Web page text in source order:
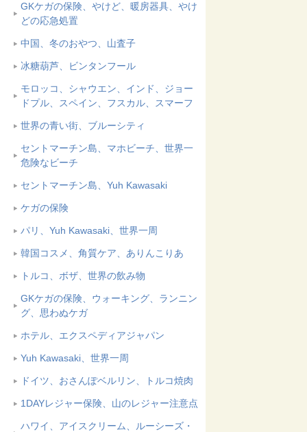
GKケガの保険、やけど、暖房器具、やけ
どの応急処置
中国、冬のおやつ、山査子
冰糖葫芦、ビンタンフール
モロッコ、シャウエン、インド、ジョー
ドプル、スペイン、フスカル、スマーフ
世界の青い街、ブルーシティ
セントマーチン島、マホビーチ、世界一
危険なビーチ
セントマーチン島、Yuh Kawasaki
ケガの保険
パリ、Yuh Kawasaki、世界一周
韓国コスメ、角質ケア、ありんこりあ
トルコ、ボザ、世界の飲み物
GKケガの保険、ウォーキング、ランニン
グ、思わぬケガ
ホテル、エクスペディアジャパン
Yuh Kawasaki、世界一周
ドイツ、おさんぽベルリン、トルコ焼肉
1DAYレジャー保険、山のレジャー注意点
ハワイ、アイスクリーム、ルーシーズ・